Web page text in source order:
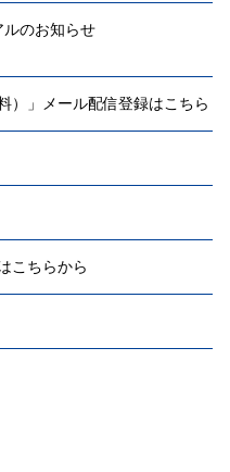
ルのお知らせ
）」メール配信登録はこちら
こちらから